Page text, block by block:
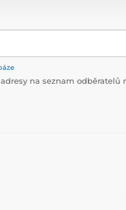
na seznam odběratelů